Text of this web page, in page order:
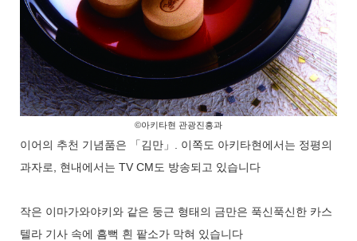
©아키타현 관광진흥과
이어의 추천 기념품은 「김만」. 이쪽도 아키타현에서는 정평의
과자로, 현내에서는 TV CM도 방송되고 있습니다
작은 이마가와야키와 같은 둥근 형태의 금만은 푹신푹신한 카스
텔라 기사 속에 흠뻑 흰 팥소가 막혀 있습니다